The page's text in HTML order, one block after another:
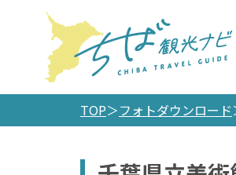
TOP フォトダウンロード